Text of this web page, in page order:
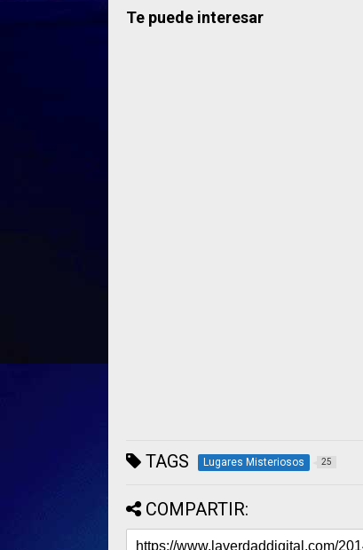
Te puede interesar
TAGS Lugares Misteriosos 25
COMPARTIR: